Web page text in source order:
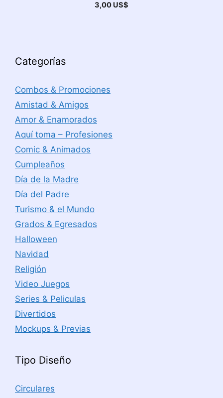
3,00 US$
Categorías
Combos & Promociones
Amistad & Amigos
Amor & Enamorados
Aquí toma – Profesiones
Comic & Animados
Cumpleaños
Día de la Madre
Día del Padre
Turismo & el Mundo
Grados & Egresados
Halloween
Navidad
Religión
Video Juegos
Series & Peliculas
Divertidos
Mockups & Previas
Tipo Diseño
Circulares